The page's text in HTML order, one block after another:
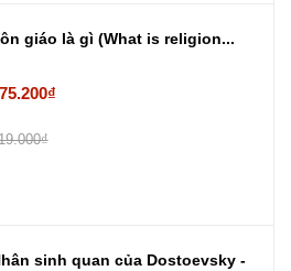
giáo là gì (What is religion...
sinh quan của Dostoevsky -